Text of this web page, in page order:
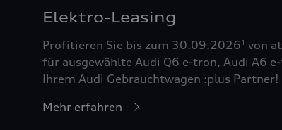
Elektro-Leasing
Profitieren Sie bis zum 30.09.20261 von
für ausgewählte Audi Q6 e-tron, Audi A6
Ihrem Audi Gebrauchtwagen :plus Partner!
Mehr erfahren